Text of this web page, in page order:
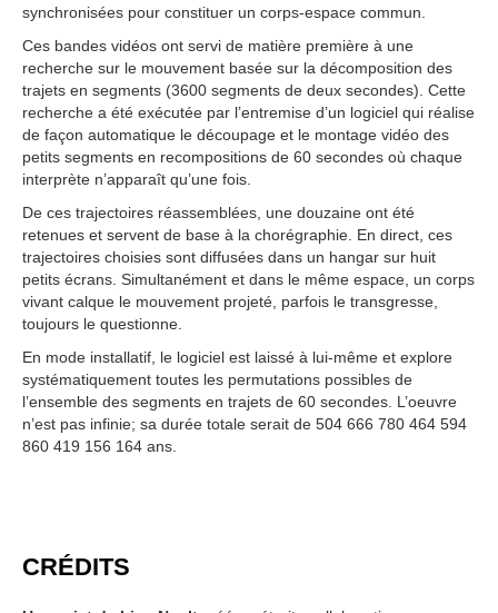
synchronisées pour constituer un corps-espace commun.
Ces bandes vidéos ont servi de matière première à une
recherche sur le mouvement basée sur la décomposition des
trajets en segments (3600 segments de deux secondes). Cette
recherche a été exécutée par l’entremise d’un logiciel qui réalise
de façon automatique le découpage et le montage vidéo des
petits segments en recompositions de 60 secondes où chaque
interprète n’apparaît qu’une fois.
De ces trajectoires réassemblées, une douzaine ont été
retenues et servent de base à la chorégraphie. En direct, ces
trajectoires choisies sont diffusées dans un hangar sur huit
petits écrans. Simultanément et dans le même espace, un corps
vivant calque le mouvement projeté, parfois le transgresse,
toujours le questionne.
En mode installatif, le logiciel est laissé à lui-même et explore
systématiquement toutes les permutations possibles de
l’ensemble des segments en trajets de 60 secondes. L’oeuvre
n’est pas infinie; sa durée totale serait de 504 666 780 464 594
860 419 156 164 ans.
CRÉDITS